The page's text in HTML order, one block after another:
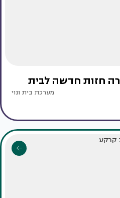
חזות חדשה לבית
מערכת בית ונוי